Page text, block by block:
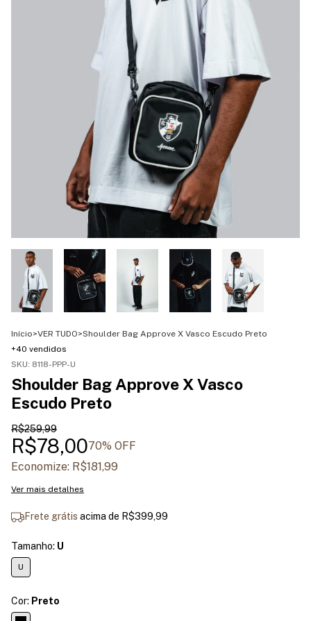
Início>VER TUDO>Shoulder Bag Approve X Vasco Escudo Preto
+40 vendidos
SKU: 8118-PPP-U
Shoulder Bag Approve X Vasco
Escudo Preto
R$259,99
R$78,0070% OFF
Economize: R$181,99
Ver mais detalhes
Frete grátis acima de R$399,99
Tamanho: U
U
Cor: Preto